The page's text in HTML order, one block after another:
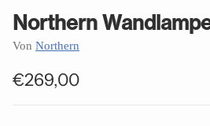
Northern
Von Northern
Normaler
€269,00